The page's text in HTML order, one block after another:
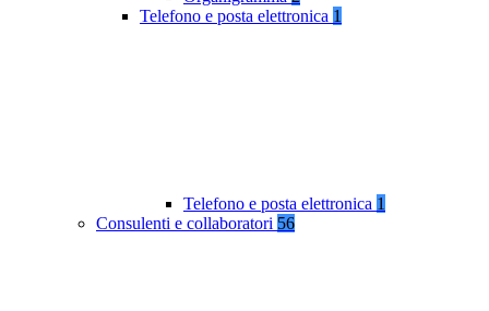
Telefono e posta elettronica 1
Telefono e posta elettronica 1
Consulenti e collaboratori 56